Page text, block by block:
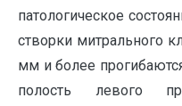
патологическое
створки митрального
мм и более
полость левого